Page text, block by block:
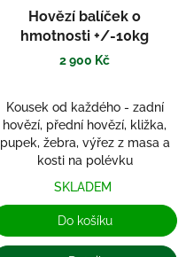
Hovězí balíček o
hmotnosti +/-10kg
2 900 Kč
Kousek od každého - zadní
hovězí, přední hovězí, kližka,
pupek, žebra, výřez z masa a
kosti na polévku
SKLADEM
Do košíku